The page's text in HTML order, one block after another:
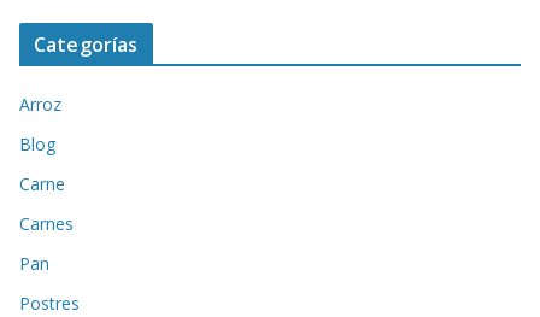
Categorías
Arroz
Blog
Carne
Carnes
Pan
Postres